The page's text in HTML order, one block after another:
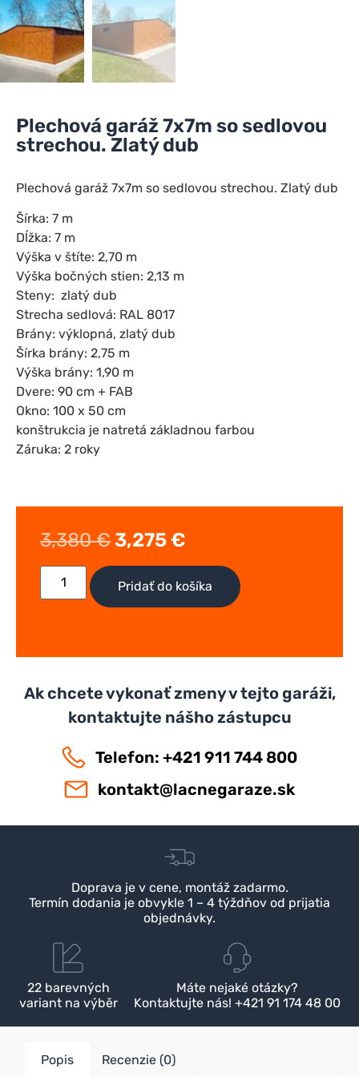
Plechová garáž 7x7m so sedlovou
strechou. Zlatý dub
Plechová garáž 7x7m so sedlovou strechou. Zlatý dub
Šírka: 7 m
Dĺžka: 7 m
Výška v štíte: 2,70 m
Výška bočných stien: 2,13 m
Steny: zlatý dub
Strecha sedlová: RAL 8017
Brány: výklopná, zlatý dub
Šírka brány: 2,75 m
Výška brány: 1,90 m
Dvere: 90 cm + FAB
Okno: 100 x 50 cm
konštrukcia je natretá základnou farbou
Záruka: 2 roky
3,380€ 3,275€
Pridať do košíka
Ak chcete vykonať zmeny v tejto garáži,
kontaktujte nášho zástupcu
Telefon: +421 911 744 800
kontakt@lacnegaraze.sk
Doprava je v cene, montáž zadarmo.
Termín dodania je obvykle 1 – 4 týždňov od prijatia
objednávky.
22 barevných
variant na výběr
Máte nejaké otázky?
Kontaktujte nás! +421 91 174 48 00
Popis Recenzie (0)